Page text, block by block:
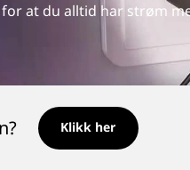
at du alltid har strøm
Klikk her